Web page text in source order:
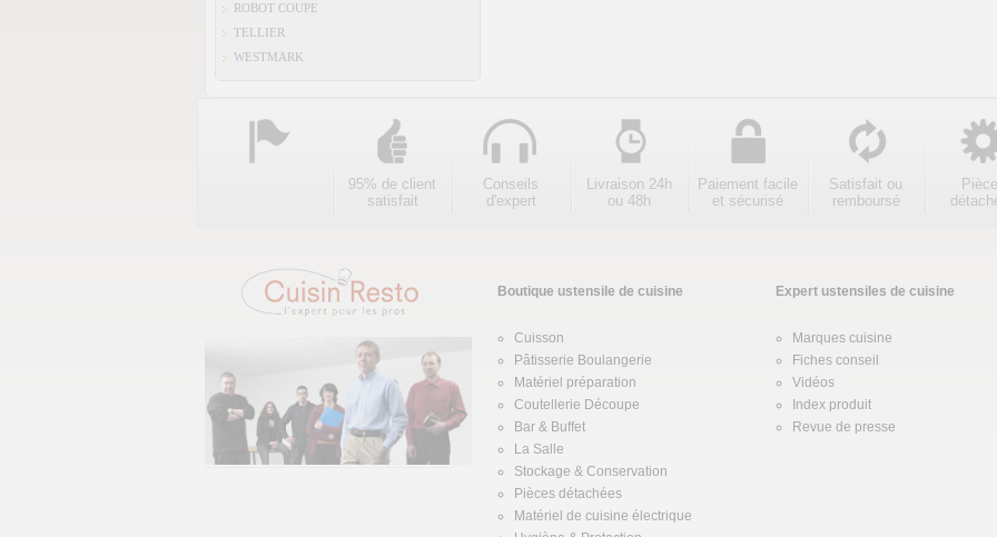
ROBOT COUPE
TELLIER
WESTMARK
95% de client
satisfait
Conseils
d'expert
Livraison 24h
ou 48h
Paiement facile
et sécurisé
Satisfait ou
remboursé
Boutique ustensile de cuisine
Cuisson
Pâtisserie Boulangerie
Matériel préparation
Coutellerie Découpe
Bar & Buffet
La Salle
Stockage & Conservation
Pièces détachées
Matériel de cuisine électrique
Expert ustensiles de cuisine
Marques cuisine
Fiches conseil
Vidéos
Index produit
Revue de presse